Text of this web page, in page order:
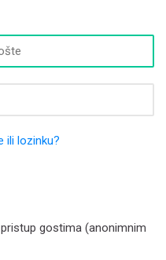
ili lozinku?
gostima (anonimnim